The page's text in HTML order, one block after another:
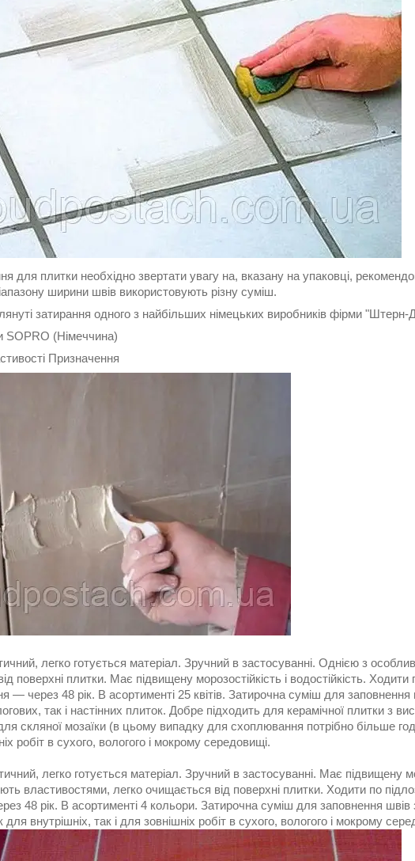
для плитки необхідно звертати увагу на, вказану на упаковці,
ширини швів використовують різну суміш.
затирання одного з найбільших німецьких виробників фірми
SOPRO (Німеччина)
Призначення
легко готується матеріал. Зручний в застосуванні. Однією з
поверхні плитки. Має підвищену морозостійкість і водостійкість. Ходити
― через 48 рік. В асортименті 25 квітів. Затирочна суміш для
так і настінних плиток. Добре підходить для керамічної плитки з
скляної мозаїки (в цьому випадку для схоплювання потрібно більше
робіт в сухого, вологого і мокрому середовищі.
легко готується матеріал. Зручний в застосуванні. Має підвищену
властивостями, легко очищається від поверхні плитки. Ходити по
48 рік. В асортименті 4 кольори. Затирочна суміш для заповнення
внутрішніх, так і для зовнішніх робіт в сухого, вологого і мокрому